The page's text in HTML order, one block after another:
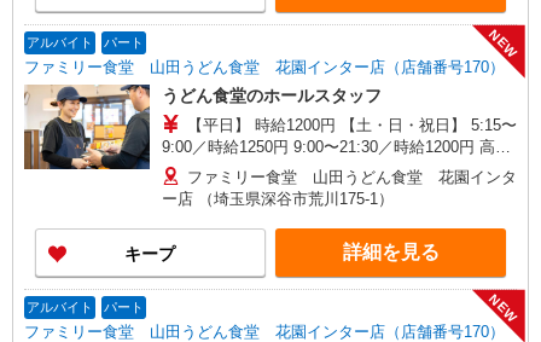
アルバイト パート
ファミリー食堂 山田うどん食堂 花園インター店（店舗番号170）
NEW
うどん食堂のホールスタッフ
【平日】 時給1200円 【土・日・祝日】 5:15〜
9:00／時給1250円 9:00〜21:30／時給1200円 高校
生／時給1170円 日・祝日は時給50円アップ！（9
時〜22時）
ファミリー食堂 山田うどん食堂 花園インタ
ー店 （埼玉県深谷市荒川175-1）
キープ 詳細を見る
アルバイト パート
ファミリー食堂 山田うどん食堂 花園インター店（店舗番号170）
NEW